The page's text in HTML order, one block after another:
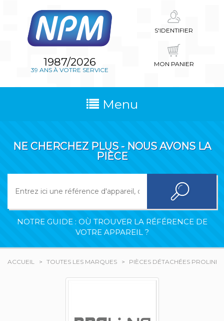
1987/2026
39 ANS À VOTRE SERVICE
S'IDENTIFIER
MON PANIER
Menu
NE CHERCHEZ PLUS - NOUS AVONS LA
PIÈCE
NOTRE GUIDE : OÙ TROUVER LA RÉFÉRENCE DE
VOTRE APPAREIL ?
ACCUEIL TOUTES LES MARQUES PIÈCES DÉTACHÉES PROLINE